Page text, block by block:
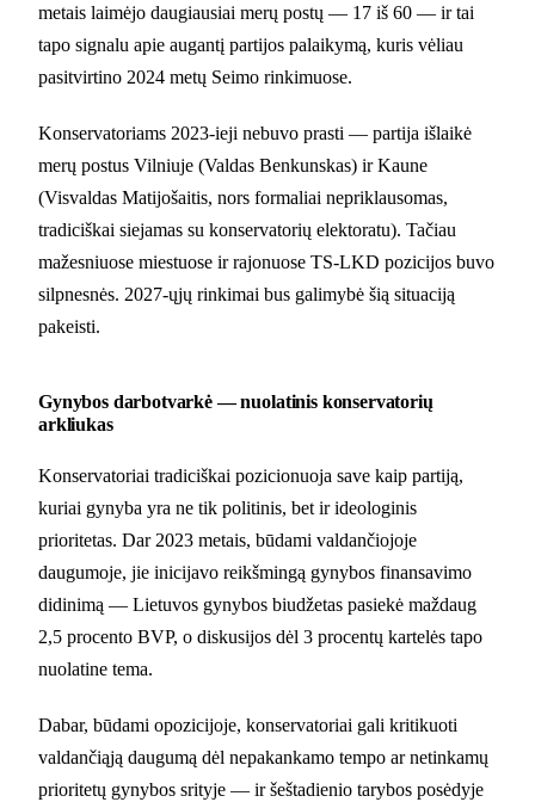
metais laimėjo daugiausiai merų postų — 17 iš 60 — ir tai
tapo signalu apie augantį partijos palaikymą, kuris vėliau
pasitvirtino 2024 metų Seimo rinkimuose.
Konservatoriams 2023-ieji nebuvo prasti — partija išlaikė
merų postus Vilniuje (Valdas Benkunskas) ir Kaune
(Visvaldas Matijošaitis, nors formaliai nepriklausomas,
tradiciškai siejamas su konservatorių elektoratu). Tačiau
mažesniuose miestuose ir rajonuose TS-LKD pozicijos buvo
silpnesnės. 2027-ųjų rinkimai bus galimybė šią situaciją
pakeisti.
Gynybos darbotvarkė — nuolatinis konservatorių
arkliukas
Konservatoriai tradiciškai pozicionuoja save kaip partiją,
kuriai gynyba yra ne tik politinis, bet ir ideologinis
prioritetas. Dar 2023 metais, būdami valdančiojoje
daugumoje, jie inicijavo reikšmingą gynybos finansavimo
didinimą — Lietuvos gynybos biudžetas pasiekė maždaug
2,5 procento BVP, o diskusijos dėl 3 procentų kartelės tapo
nuolatine tema.
Dabar, būdami opozicijoje, konservatoriai gali kritikuoti
valdančiąją daugumą dėl nepakankamo tempo ar netinkamų
prioritetų gynybos srityje — ir šeštadienio tarybos posėdyje